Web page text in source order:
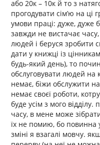
або 20к – 10к й то з
прогодувати сім’ю на ці
умови праці: дуже, дуже
завжди не вистачає
людей і беруся зробити
дати у книжці із
будь-який день), то
обслуговувати людей на
немає, біжи обслужити
немає своєї роботи,
буде усім з мого
часу, в мене може
їх не помию, бо повинна
зміні я взагалі мовчу.